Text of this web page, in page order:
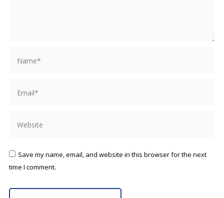
Save my name, email, and website in this browser for the next
time I comment.